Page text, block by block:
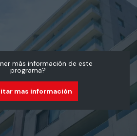
más información de este
programa?
mas información